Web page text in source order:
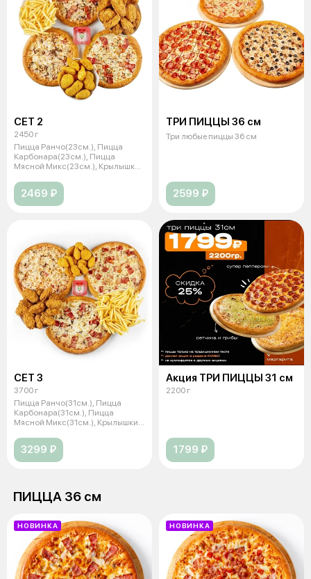
СЕТ 2
2450 г
Пицца Ранчо(23см.), Пицца
Карбонара(23см.), Пицца
Мясной Микс(23см.), Крылышки
2469 ₽
ТРИ ПИЦЦЫ 36 см
Три любые пиццы 36 см
2599 ₽
СЕТ 3
3700 г
Пицца Ранчо(31см.), Пицца
Карбонара(31см.), Пицца
Мясной Микс(31см.), Крылышки
3299 ₽
Акция ТРИ ПИЦЦЫ 31 см
2200 г
1799 ₽
ПИЦЦА 36 см
НОВИНКА НОВИНКА